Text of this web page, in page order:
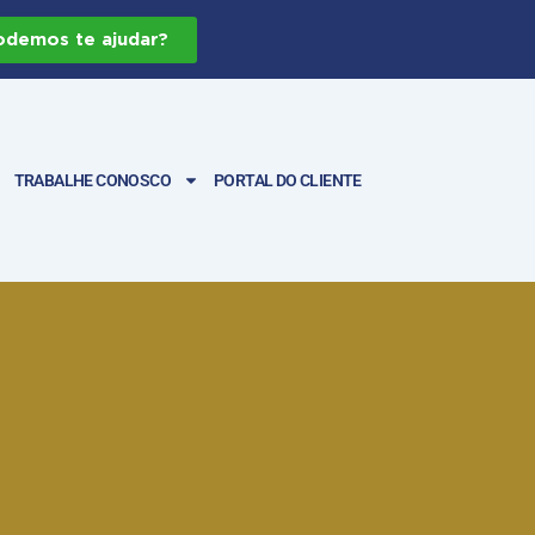
te ajudar?
TRABALHE CONOSCO PORTAL DO CLIENTE